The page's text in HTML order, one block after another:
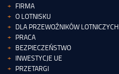
FIRMA
O LOTNISKU
DLA PRZEWOŹNIKÓW LOTNICZYCH
PRACA
BEZPIECZEŃSTWO
INWESTYCJE UE
PRZETARGI